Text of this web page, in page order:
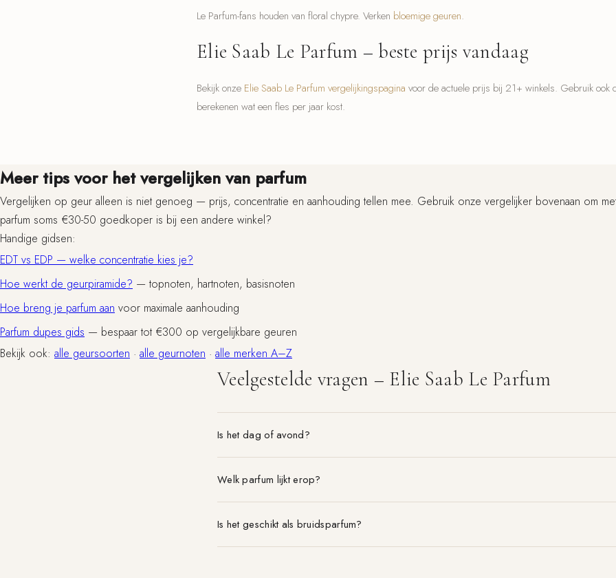
Le Parfum-fans houden van floral chypre. Verken bloemige geuren.
Elie Saab Le Parfum – beste prijs vandaag
Bekijk onze Elie Saab Le Parfum vergelijkingspagina voor de actuele prijs bij 21+ winkels. Gebruik ook
berekenen wat een fles per jaar kost.
Meer tips voor het vergelijken van parfum
Vergelijken op geur alleen is niet genoeg — prijs, concentratie en aanhouding tellen mee. Gebruik onze vergelijker bovenaan om
parfum soms €30-50 goedkoper is bij een andere winkel?
Handige gidsen:
EDT vs EDP — welke concentratie kies je?
Hoe werkt de geurpiramide? — topnoten, hartnoten, basisnoten
Hoe breng je parfum aan voor maximale aanhouding
Parfum dupes gids — bespaar tot €300 op vergelijkbare geuren
Bekijk ook: alle geursoorten · alle geurnoten · alle merken A–Z
Veelgestelde vragen – Elie Saab Le Parfum
Is het dag of avond?
Welk parfum lijkt erop?
Is het geschikt als bruidsparfum?